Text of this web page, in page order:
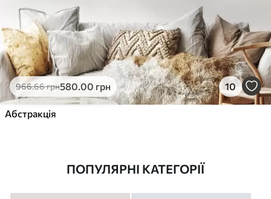
966.66грн580.00 грн 10
Абстракція
ПОПУЛЯРНІ КАТЕГОРІЇ